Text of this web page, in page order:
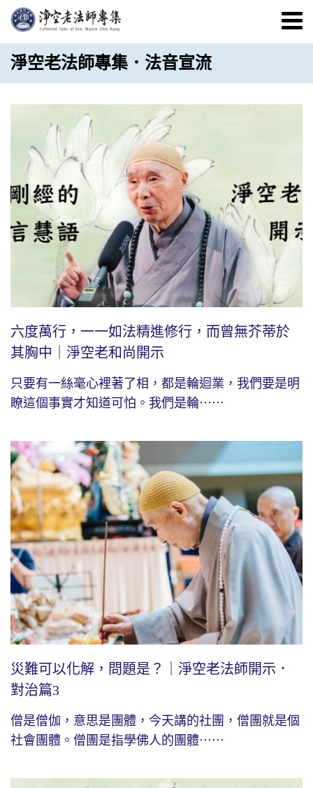
淨空老法師專集．法音宣流
六度萬行，一一如法精進修行，而曾無芥蒂於
其胸中｜淨空老和尚開示
只要有一絲毫心裡著了相，都是輪迴業，我們要是明
瞭這個事實才知道可怕。我們是輪⋯⋯
災難可以化解，問題是？｜淨空老法師開示．
對治篇3
僧是僧伽，意思是團體，今天講的社團，僧團就是個
社會團體。僧團是指學佛人的團體⋯⋯